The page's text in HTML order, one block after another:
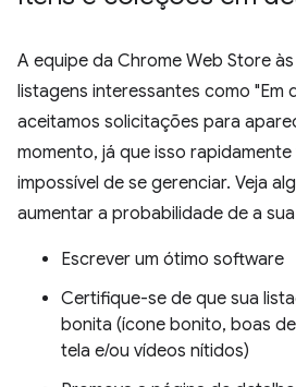
A equipe da Chrome Web Store
listagens interessantes como "Em
aceitamos solicitações para
momento, já que isso
impossível de se gerenciar. Veja
aumentar a probabilidade de a
Escrever um ótimo software
Certifique-se de que sua
bonita (ícone bonito, boas
tela e/ou vídeos nítidos)